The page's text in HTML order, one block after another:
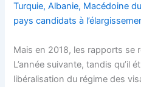
Turquie, Albanie, Macédoine
pays candidats à
Mais en 2018, les rapports se
L’année suivante, tandis qu’il
libéralisation du régime des